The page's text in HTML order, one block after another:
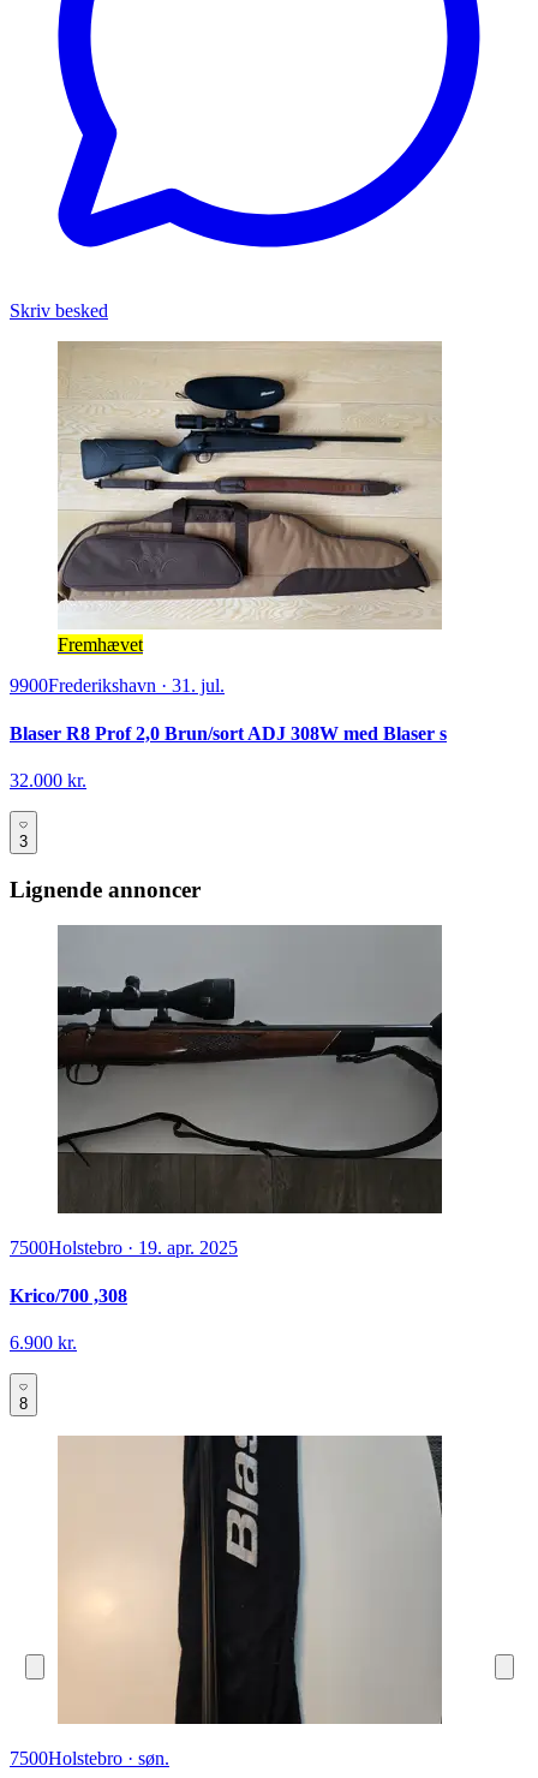
Skriv besked
Fremhævet
9900Frederikshavn · 31. jul.
Blaser R8 Prof 2,0 Brun/sort ADJ 308W med Blaser s
32.000 kr.
3
Lignende annoncer
7500Holstebro · 19. apr. 2025
Krico/700 ,308
6.900 kr.
8
7500Holstebro · søn.